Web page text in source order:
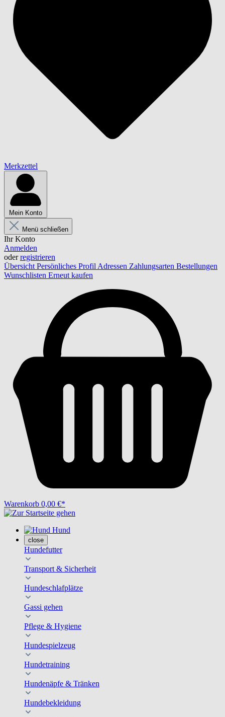
Merkzettel
Mein Konto
Menü schließen
Ihr Konto
Anmelden
oderregistrieren
Übersicht Persönliches Profil Adressen Zahlungsarten Bestellungen
Wunschlisten Erneut kaufen
Warenkorb 0,00 €*
Hund
close
Hundefutter
Transport & Sicherheit
Hundeschlafplätze
Gassi gehen
Pflege & Hygiene
Hundespielzeug
Hundetraining
Hundenäpfe & Tränken
Hundebekleidung